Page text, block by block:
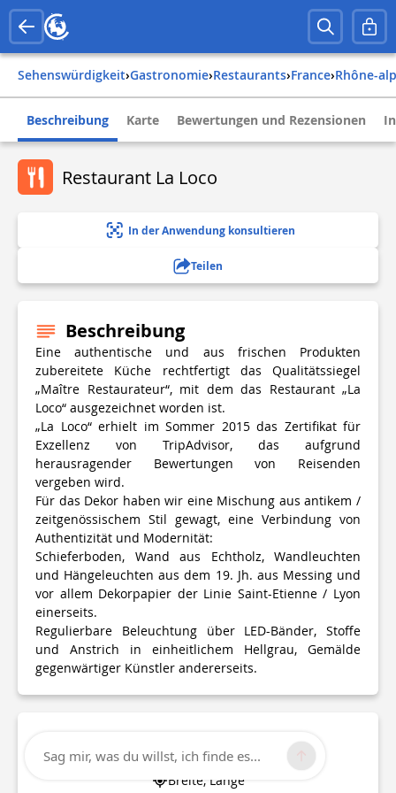
Sehenswürdigkeit› Gastronomie› Restaurants› france› rhône-
Beschreibung Karte Bewertungen und Rezensionen
Restaurant La Loco
In der Anwendung konsultieren
Teilen
Beschreibung
Eine authentische und aus frischen Produkten
zubereitete Küche rechtfertigt das Qualitätssiegel
„Maître Restaurateur“, mit dem das Restaurant „La
Loco“ ausgezeichnet worden ist.
„La Loco“ erhielt im Sommer 2015 das Zertifikat für
Exzellenz von TripAdvisor, das aufgrund
herausragender Bewertungen von Reisenden
vergeben wird.
Für das Dekor haben wir eine Mischung aus antikem /
zeitgenössischem Stil gewagt, eine Verbindung von
Authentizität und Modernität:
Schieferboden, Wand aus Echtholz, Wandleuchten
und Hängeleuchten aus dem 19. Jh. aus Messing und
vor allem Dekorpapier der Linie Saint-Etienne / Lyon
einerseits.
Regulierbare Beleuchtung über LED-Bänder, Stoffe
und Anstrich in einheitlichem Hellgrau, Gemälde
gegenwärtiger Künstler andererseits.
Technische Informationen
Breite, Länge
Sag mir, was du willst, ich finde es...